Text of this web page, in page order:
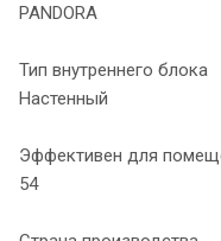
PANDORA
Тип внутреннего блока
Настенный
Эффективен для
54